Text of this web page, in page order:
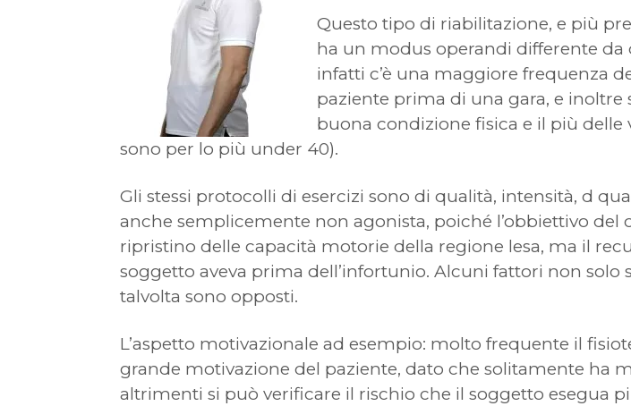
Questo tipo di riabilitazione, e più
ha un modus operandi differente da
infatti c’è una maggiore frequenza
paziente prima di una gara, e
buona condizione fisica e il più
sono per lo più under 40).
Gli stessi protocolli di esercizi sono di qualità, intensità, d
anche semplicemente non agonista, poiché l’obbiettivo
ripristino delle capacità motorie della regione lesa, ma il
soggetto aveva prima dell’infortunio. Alcuni fattori non
talvolta sono opposti.
L’aspetto motivazionale ad esempio: molto frequente il
grande motivazione del paziente, dato che solitamente ha
altrimenti si può verificare il rischio che il soggetto esegua